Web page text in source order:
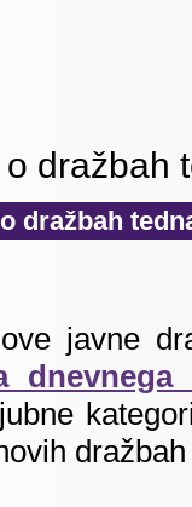
dražbah
dražbah
javne
dnevnega